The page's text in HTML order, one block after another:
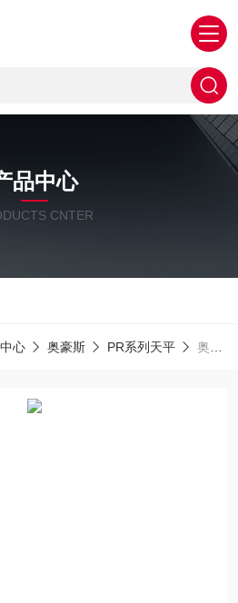
品中心
CNTER
心 奥豪斯 PR系列天平 奥豪斯电子天平PR2202ZH/E